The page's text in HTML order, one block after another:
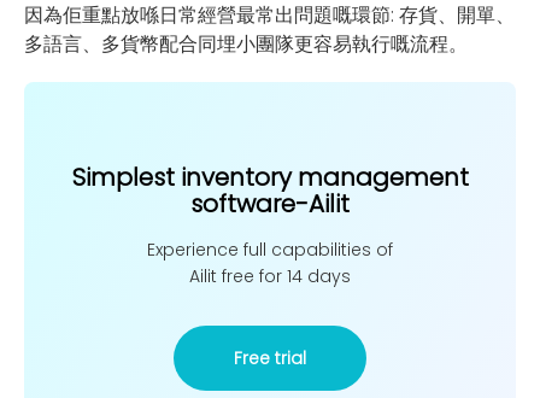
因為佢重點放喺日常經營最常出問題嘅環節: 存貨、開單、
多語言、多貨幣配合同埋小團隊更容易執行嘅流程。
Simplest inventory management
software-Ailit
Experience full capabilities of
Ailit free for 14 days
Free trial